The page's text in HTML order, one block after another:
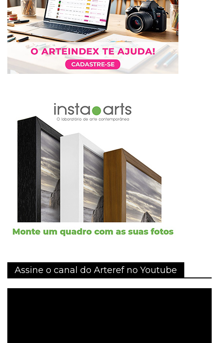
Assine o canal do Arteref no Youtube